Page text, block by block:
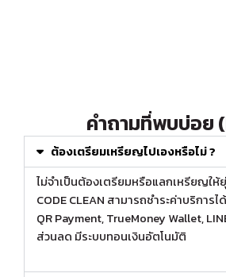
คำถามที่พบบ่อย
ต้องเตรียมเหรียญไปเองหรือไม่ ?
ไม่จำเป็นต้องเตรียมหรือแลกเหรียญให้
CODE CLEAN สามารถชำระค่าบริการ
QR Payment, TrueMoney Wallet,
ส่วนลด มีระบบทอนเงินอัตโนมัติ